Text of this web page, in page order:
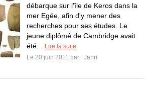
débarque sur l'île de Keros dans la
mer Egée, afin d'y mener des
recherches pour ses études. Le
jeune diplômé de Cambridge avait
été...
Lire la suite
Le 20 juin 2011 par
Jann